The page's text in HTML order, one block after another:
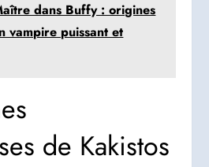
dans Buffy : origines
vampire puissant et
de Kakistos